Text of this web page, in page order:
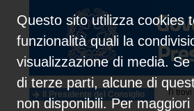
Questo sito utilizza cookies
funzionalità quali la
visualizzazione di media.
di terze parti, alcune di
non disponibili. Per
Ti trovi
Il Presidente del Consiglio